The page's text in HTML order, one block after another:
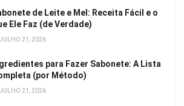
de Leite e Mel: Receita Fácil e o
Ele Faz (de Verdade)
JULHO 21, 2026
para Fazer Sabonete: A Lista
(por Método)
JULHO 21, 2026